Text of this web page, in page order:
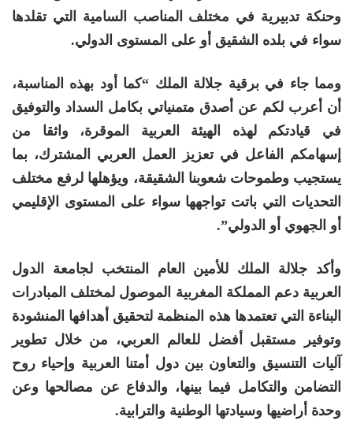
وحنكة تدبيرية في مختلف المناصب السامية التي تقلدها
سواء في بلده الشقيق أو على المستوى الدولي.
ومما جاء في برقية جلالة الملك “كما أود بهذه المناسبة،
أن أعرب لكم عن أصدق متمنياتي بكامل السداد والتوفيق
في قيادتكم لهذه الهيئة العربية الموقرة، واثقا من
إسهامكم الفاعل في تعزيز العمل العربي المشترك، بما
يستجيب وطموحات شعوبنا الشقيقة، ويؤهلها لرفع مختلف
التحديات التي باتت تواجهها سواء على المستوى الإقليمي
أو الجهوي أو الدولي”.
وأكد جلالة الملك للأمين العام المنتخب لجامعة الدول
العربية دعم المملكة المغربية الموصول لمختلف المبادرات
البناءة التي تعتمدها هذه المنظمة لتحقيق أهدافها المنشودة
وتوفير مستقبل أفضل للعالم العربي، من خلال تطوير
آليات التنسيق والتعاون بين دول أمتنا العربية وإحياء روح
التضامن والتكامل فيما بينها، والدفاع عن مصالحها وعن
وحدة أراضيها وسيادتها الوطنية والترابية.